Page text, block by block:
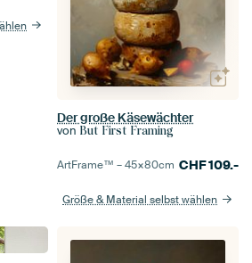
Der große Käsewächter
von But First Framing
ArtFrame™ –45×80cm CHF109.-
Größe & Material selbst wählen